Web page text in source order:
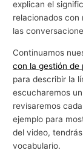
explican el
relacionados con
las
Continuamos
con la gestión de
para describir la
escucharemos
revisaremos
ejemplo para
del video,
vocabulario.